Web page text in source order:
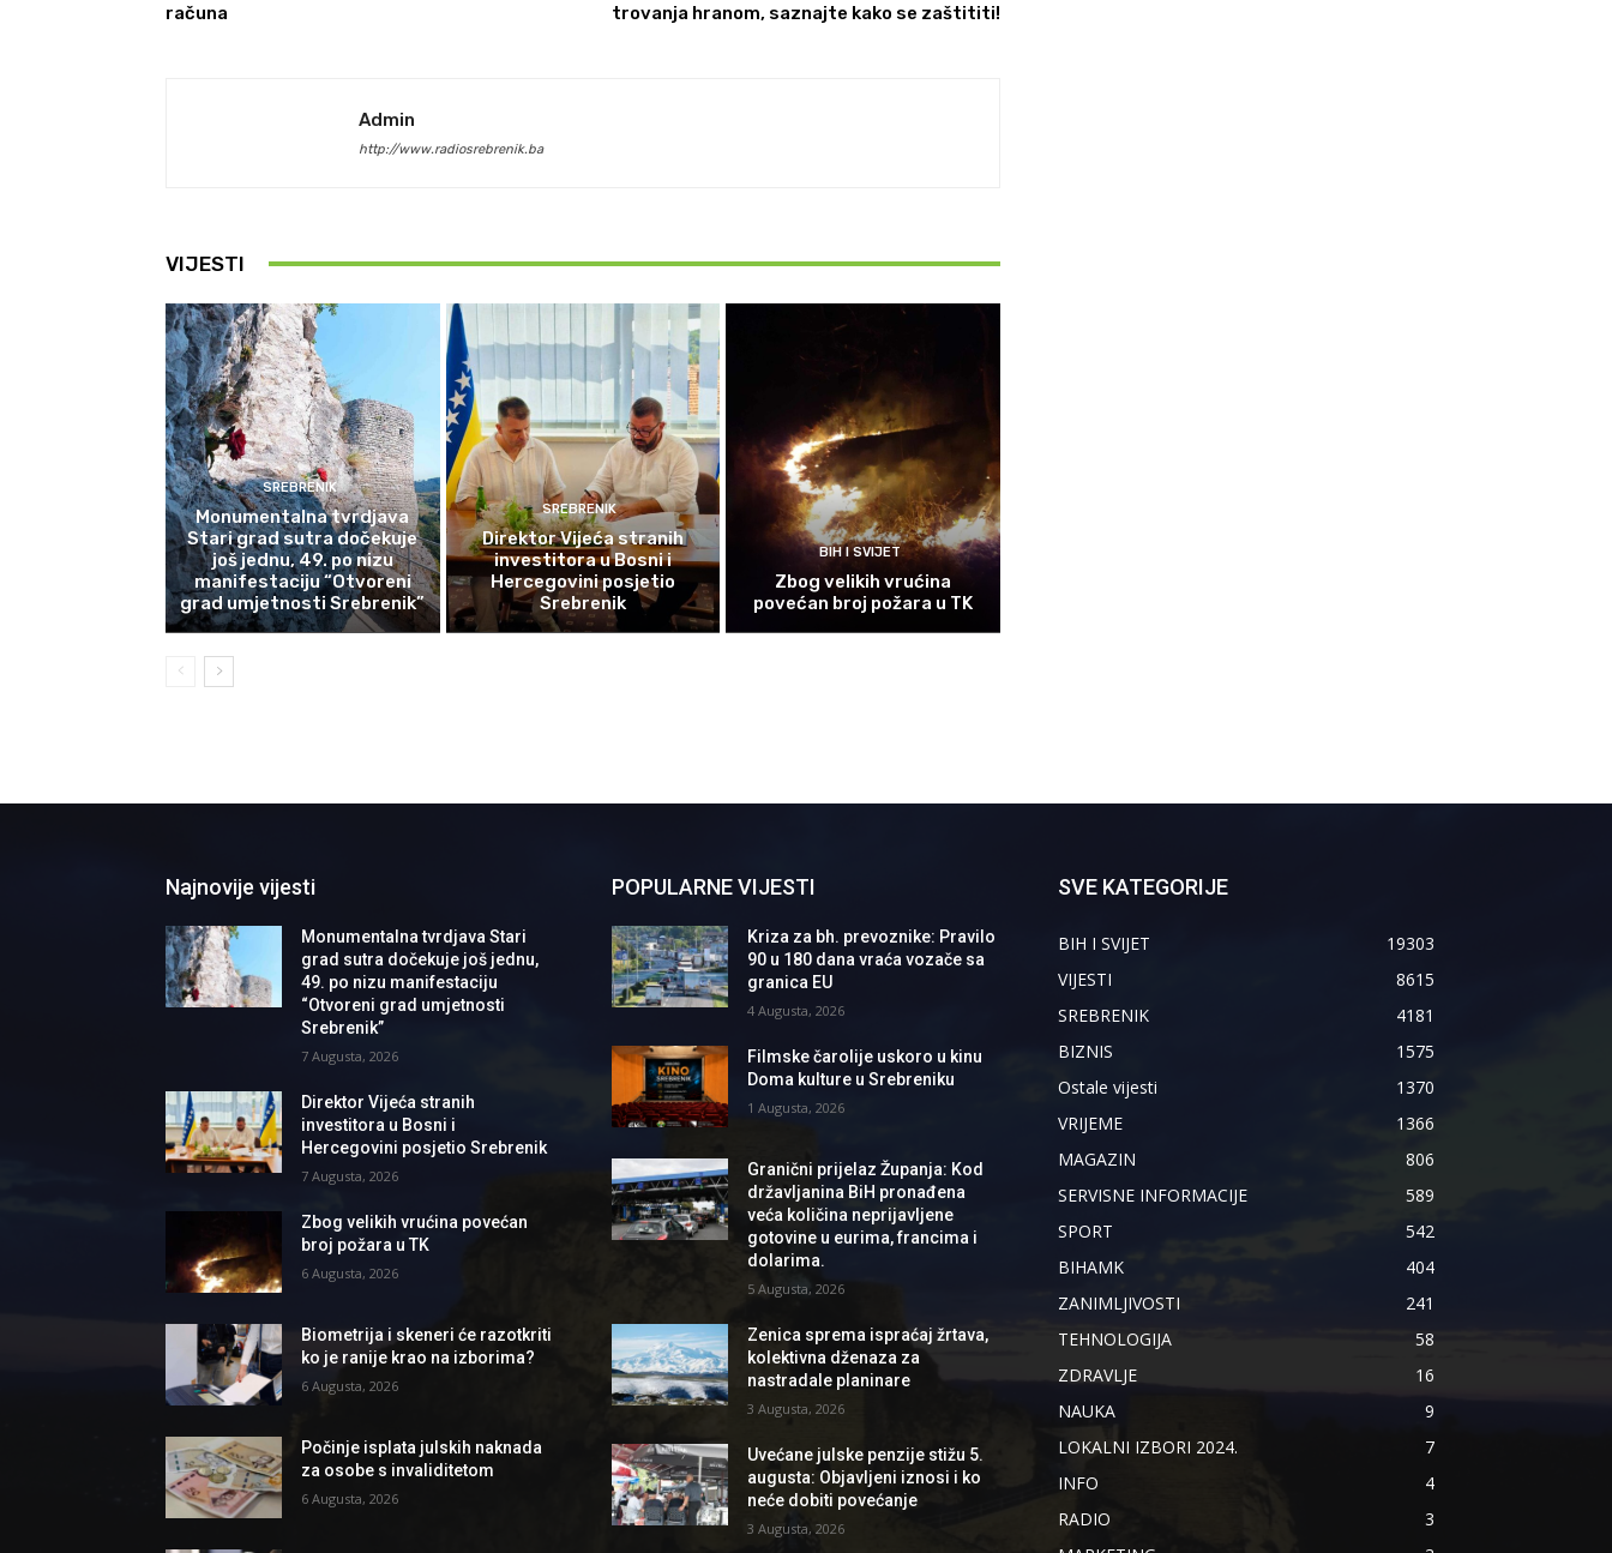
računa
trovanja hranom, saznajte kako se zaštititi!
Admin
http://www.radiosrebrenik.ba
VIJESTI
SREBRENIK
Monumentalna tvrdjava
Stari grad sutra dočekuje
još jednu, 49. po nizu
manifestaciju “Otvoreni
grad umjetnosti Srebrenik”
SREBRENIK
Direktor Vijeća stranih
investitora u Bosni i
Hercegovini posjetio
Srebrenik
BIH I SVIJET
Zbog velikih vrućina
povećan broj požara u TK
Najnovije vijesti
Monumentalna tvrdjava Stari
grad sutra dočekuje još jednu,
49. po nizu manifestaciju
“Otvoreni grad umjetnosti
Srebrenik”
7 Augusta, 2026
Direktor Vijeća stranih
investitora u Bosni i
Hercegovini posjetio Srebrenik
7 Augusta, 2026
Zbog velikih vrućina povećan
broj požara u TK
6 Augusta, 2026
Biometrija i skeneri će razotkriti
ko je ranije krao na izborima?
6 Augusta, 2026
Počinje isplata julskih naknada
za osobe s invaliditetom
6 Augusta, 2026
POPULARNE VIJESTI
Kriza za bh. prevoznike: Pravilo
90 u 180 dana vraća vozače sa
granica EU
4 Augusta, 2026
Filmske čarolije uskoro u kinu
Doma kulture u Srebreniku
1 Augusta, 2026
Granični prijelaz Županja: Kod
državljanina BiH pronađena
veća količina neprijavljene
gotovine u eurima, francima i
dolarima.
5 Augusta, 2026
Zenica sprema ispraćaj žrtava,
kolektivna dženaza za
nastradale planinare
3 Augusta, 2026
Uvećane julske penzije stižu 5.
augusta: Objavljeni iznosi i ko
neće dobiti povećanje
3 Augusta, 2026
SVE KATEGORIJE
BIH I SVIJET
19303
VIJESTI
8615
SREBRENIK
4181
BIZNIS
1575
Ostale vijesti
1370
VRIJEME
1366
MAGAZIN
806
SERVISNE INFORMACIJE
589
SPORT
542
BIHAMK
404
ZANIMLJIVOSTI
241
TEHNOLOGIJA
58
ZDRAVLJE
16
NAUKA
9
LOKALNI IZBORI 2024.
7
INFO
4
RADIO
3